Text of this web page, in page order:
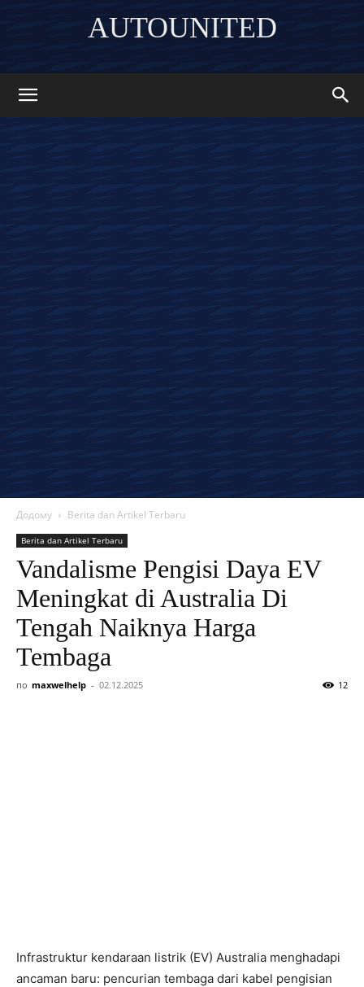
AUTOUNITED
Додому Berita dan Artikel Terbaru
Berita dan Artikel Terbaru
Vandalisme Pengisi Daya EV
Meningkat di Australia Di
Tengah Naiknya Harga
Tembaga
по maxwelhelp - 02.12.2025 12
Infrastruktur kendaraan listrik (EV) Australia menghadapi
ancaman baru: pencurian tembaga dari kabel pengisian